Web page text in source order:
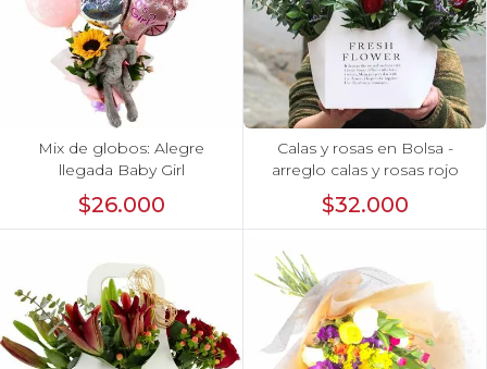
Mix de globos: Alegre
llegada Baby Girl
$26.000
Calas y rosas en Bolsa -
arreglo calas y rosas rojo
$32.000